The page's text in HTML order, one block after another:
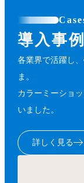
導入事例
各業界で活躍し
ま。
カラーミーショ
いました。
詳しく見る